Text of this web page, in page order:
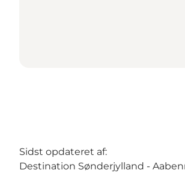
Sidst opdateret af:
Destination Sønderjylland -